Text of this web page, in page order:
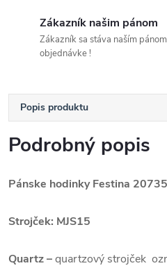
Zákazník našim pánom
Zákazník sa stáva naším
objednávke !
Popis produktu
Podrobný popis
Pánske hodinky Festina
Strojček: MJS15
Quartz–quartzový strojček